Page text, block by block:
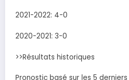
2021-2022: 4-0
2020-2021: 3-0
>>Résultats historiques
Pronostic basé sur les 5